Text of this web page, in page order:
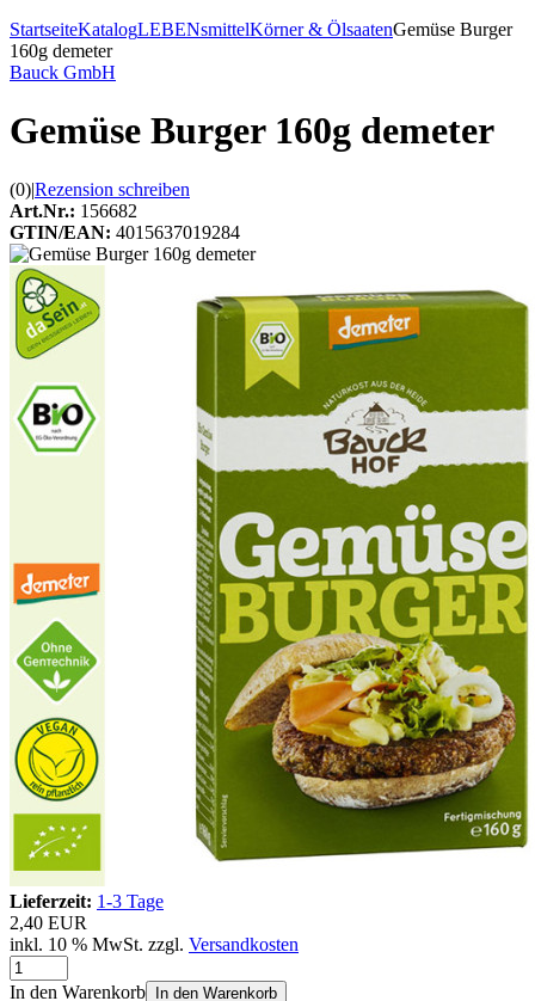
StartseiteKatalogLEBENsmittelKörner & ÖlsaatenGemüse Burger
160g demeter
Bauck GmbH
Gemüse Burger 160g demeter
(0)|Rezension schreiben
Art.Nr.: 156682
GTIN/EAN: 4015637019284
Lieferzeit: 1-3 Tage
2,40 EUR
inkl. 10 % MwSt. zzgl. Versandkosten
In den Warenkorb In den Warenkorb